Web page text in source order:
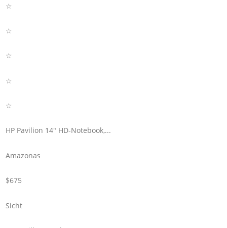
☆
☆
☆
☆
☆
HP Pavilion 14" HD-Notebook,...
Amazonas
$675
Sicht